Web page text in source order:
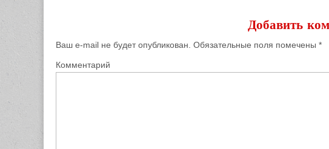
Добавить
Ваш e-mail не будет опубликован. Обязательные поля помечены *
Комментарий